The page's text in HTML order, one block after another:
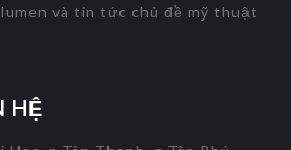
và tin tức chủ đề mỹ thuật
HỆ